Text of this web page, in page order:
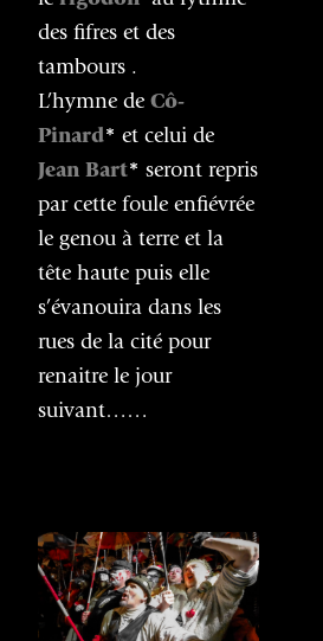
des fifres et des
tambours .
L’hymne deCô-
Pinard* et celui de
Jean Bart* seront repris
par cette foule enfiévrée
le genou à terre et la
tête haute puis elle
s’évanouira dans les
rues de la cité pour
renaitre le jour
suivant……